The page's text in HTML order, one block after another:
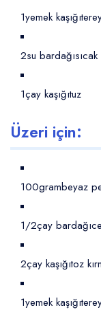
1yemek kaşığı
2su bardağısıcak
1çay kaşığıtuz
Üzeri için:
100grambeyaz
1/2çay bardağı
2çay kaşığıtoz
1yemek kaşığı